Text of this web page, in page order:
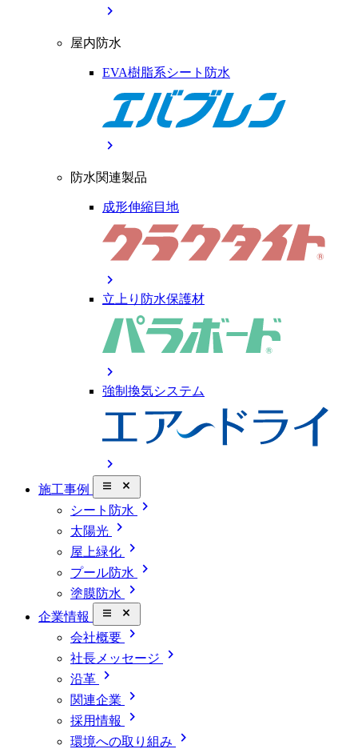
chevron_right
屋内防水
EVA樹脂系シート防水
chevron_right
防水関連製品
成形伸縮目地
chevron_right
立上り防水保護材
chevron_right
強制換気システム
chevron_right
施工事例 close_small
シート防水 chevron_right
太陽光 chevron_right
屋上緑化 chevron_right
プール防水 chevron_right
塗膜防水 chevron_right
企業情報 close_small
会社概要 chevron_right
社長メッセージ chevron_right
沿革 chevron_right
関連企業 chevron_right
採用情報 chevron_right
環境への取り組み chevron_right